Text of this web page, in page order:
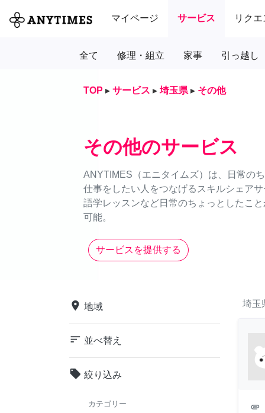
マイページ サービス リクエ
全て 修理・組立 家事 引っ越し
TOP ▸ サービス ▸ 埼玉県 ▸ その他
その他のサービス
ANYTIMES（エニタイムズ）は、日常の
仕事をしたい人をつなげるスキルシェア
語学レッスンなど日常のちょっとしたこ
可能。
サービスを提供する
place 地域
sort 並べ替え
local_offer 絞り込み
カテゴリー
埼玉
attachment